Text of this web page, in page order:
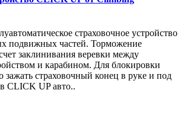
страховочное устройство
подвижных частей. Торможение
заклинивания веревки между
и карабином. Для блокировки
зажать страховочный конец в руке и под
CLICK UP авто..